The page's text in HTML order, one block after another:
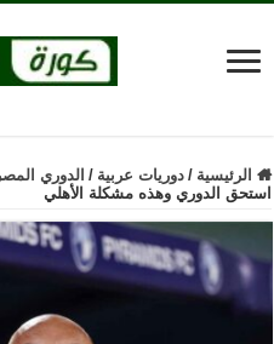
الرئيسية / دوريات عربية / الدوري
استحق الدوري وهذه مشكلة الأهلي